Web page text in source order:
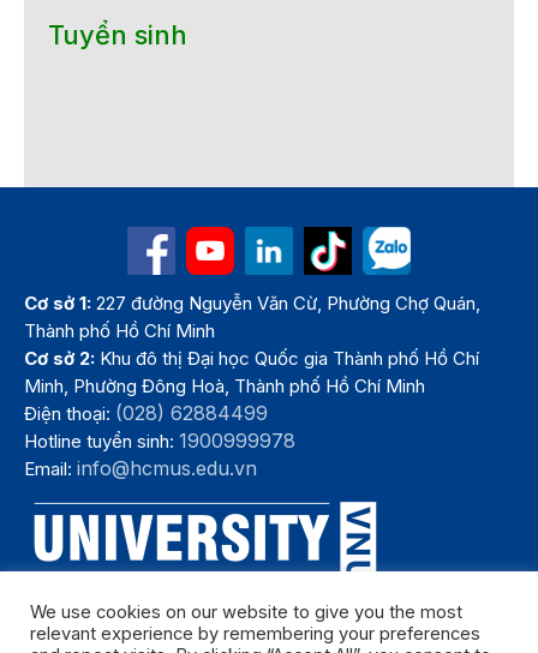
Tuyển sinh
Cơ sở 1: 227 đường Nguyễn Văn Cừ, Phường Chợ Quán,
Thành phố Hồ Chí Minh
Cơ sở 2: Khu đô thị Đại học Quốc gia Thành phố Hồ Chí
Minh, Phường Đông Hoà, Thành phố Hồ Chí Minh
Điện thoại: (028) 62884499
Hotline tuyển sinh:1900999978
Email:info@hcmus.edu.vn
We use cookies on our website to give you the most
relevant experience by remembering your preferences